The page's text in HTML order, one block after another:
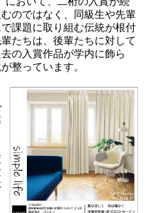
のではなく、同級生や先輩
課題に取り組む伝統が根付
たちは、後輩たちに対して
の入賞作品が学内に飾ら
整っています。